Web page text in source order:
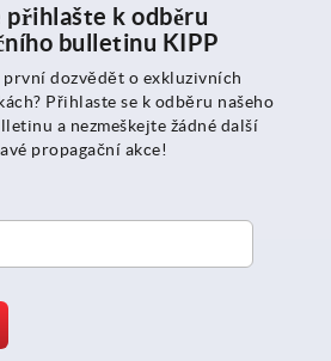
přihlašte k odběru
bulletinu KIPP
první dozvědět o exkluzivních
Přihlaste se k odběru našeho
a nezmeškejte žádné další
propagační akce!